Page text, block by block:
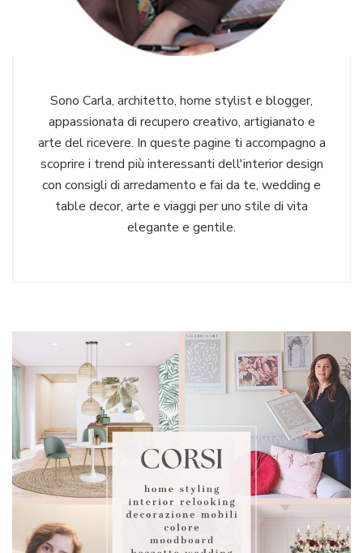
Sono Carla, architetto, home stylist e blogger,
appassionata di recupero creativo, artigianato e
arte del ricevere. In queste pagine ti accompagno a
scoprire i trend più interessanti dell'interior design
con consigli di arredamento e fai da te, wedding e
table decor, arte e viaggi per uno stile di vita
elegante e gentile.